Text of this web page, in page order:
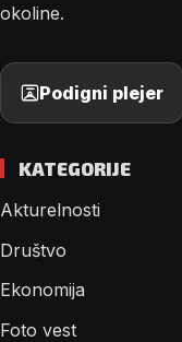
okoline.
Podigni plejer
KATEGORIJE
Akturelnosti
Društvo
Ekonomija
Foto vest